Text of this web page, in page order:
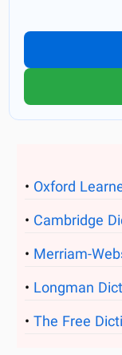
Oxford
Cambridge
Merriam-
Longman
The Free